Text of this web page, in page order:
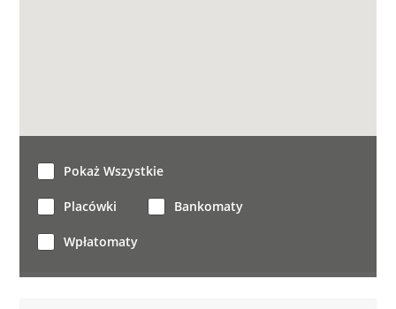
Pokaż Wszystkie
Placówki Bankomaty
Wpłatomaty